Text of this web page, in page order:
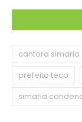
cantora simaria
prefeito teco
simaria